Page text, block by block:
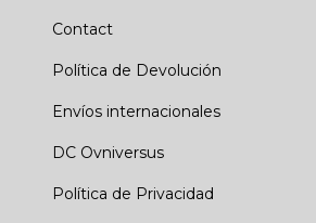
Contact
Política de Devolución
Envíos internacionales
DC Ovniversus
Política de Privacidad